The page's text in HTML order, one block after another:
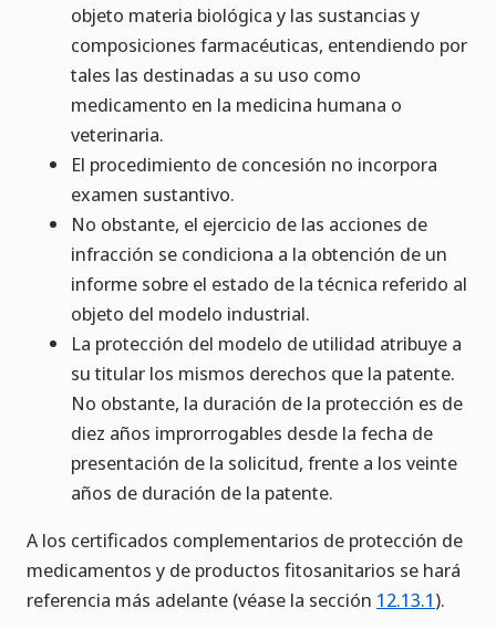
objeto materia biológica y las sustancias y
composiciones farmacéuticas, entendiendo por
tales las destinadas a su uso como
medicamento en la medicina humana o
veterinaria.
El procedimiento de concesión no incorpora
examen sustantivo.
No obstante, el ejercicio de las acciones de
infracción se condiciona a la obtención de un
informe sobre el estado de la técnica referido al
objeto del modelo industrial.
La protección del modelo de utilidad atribuye a
su titular los mismos derechos que la patente.
No obstante, la duración de la protección es de
diez años improrrogables desde la fecha de
presentación de la solicitud, frente a los veinte
años de duración de la patente.
A los certificados complementarios de protección de
medicamentos y de productos fitosanitarios se hará
referencia más adelante (véase la sección 12.13.1).